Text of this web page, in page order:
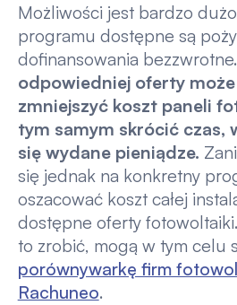
Możliwości jest bardzo
programu dostępne są
dofinansowania bezzwrotne.
odpowiedniej oferty
zmniejszyć koszt paneli
tym samym skrócić czas,
się wydane pieniądze.
się jednak na konkretny
oszacować koszt całej
dostępne oferty
to zrobić, mogą w tym celu
porównywarkę firm
Rachuneo.